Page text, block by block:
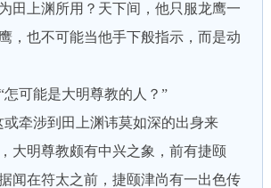
田上渊所用？天下间，他只服龙鹰一
，也不可能当他手下般指示，而是动
可能是大明尊教的人？”
牵涉到田上渊讳莫如深的出身来
大明尊教颇有中兴之象，前有捷颐
闻在符太之前，捷颐津尚有一出色传